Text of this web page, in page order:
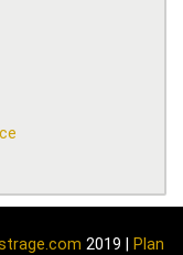
2019 |
Plan